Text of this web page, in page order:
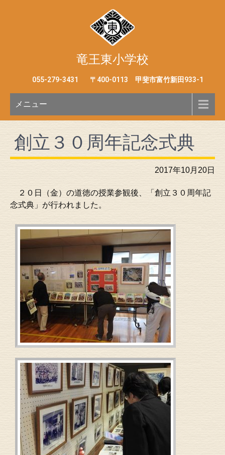
竜王東小学校
055-279-3431 〒400-0113 甲斐市富竹新田933-1
メニュー
創立３０周年記念式典
2017年10月20日
２０日（金）の道徳の授業参観後、「創立３０周年記
念式典」が行われました。